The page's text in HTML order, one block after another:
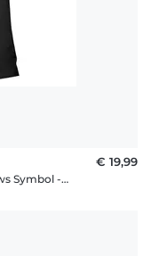
Marvel - Black Widow - Black Widow Widows Symbol - Frauen T-Shirt
€ 19,99